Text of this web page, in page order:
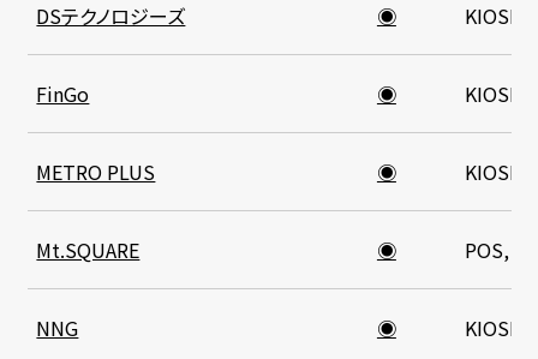
DSテクノロジーズ ◉ KIOSK
FinGo ◉ KIOSK
METRO PLUS ◉ KIOSK
Mt.SQUARE ◉ POS,
NNG ◉ KIOSK